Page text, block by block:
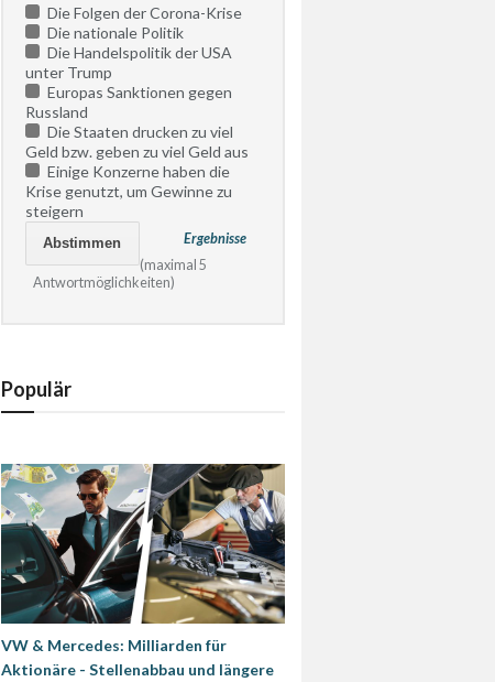
Die Folgen der Corona-Krise
Die nationale Politik
Die Handelspolitik der USA
unter Trump
Europas Sanktionen gegen
Russland
Die Staaten drucken zu viel
Geld bzw. geben zu viel Geld aus
Einige Konzerne haben die
Krise genutzt, um Gewinne zu
steigern
Ergebnisse
(maximal 5
Antwortmöglichkeiten)
Populär
VW & Mercedes: Milliarden für
Aktionäre - Stellenabbau und längere